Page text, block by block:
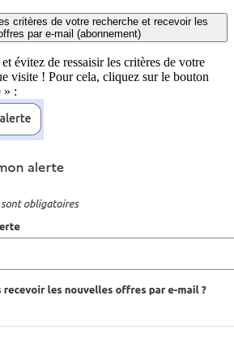
critères de votre recherche et recevoir les
par e-mail (abonnement)
évitez de ressaisir les critères de votre
visite ! Pour cela, cliquez sur le bouton
» :